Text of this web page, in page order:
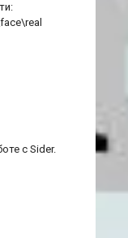
с Sider.